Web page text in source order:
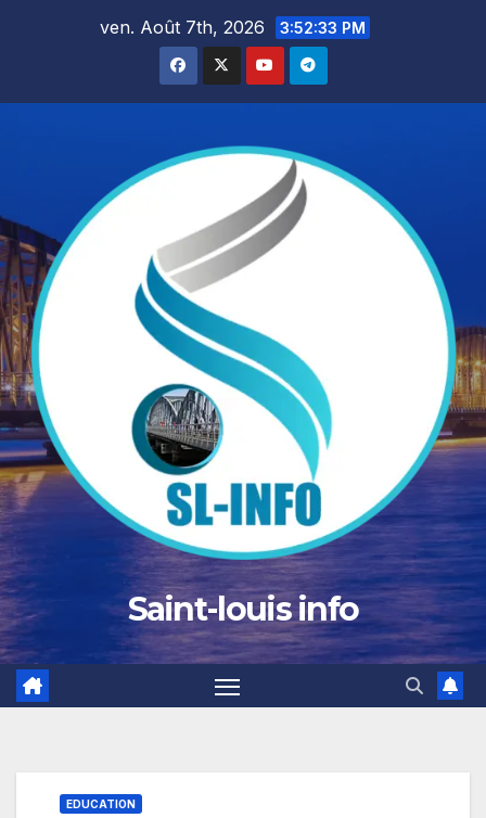
ven. Août 7th, 2026 3:52:35 PM
Saint-louis info
EDUCATION